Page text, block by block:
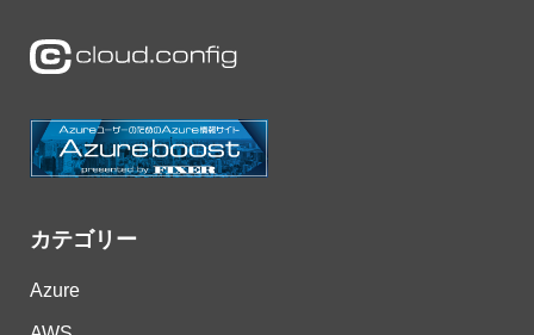
カテゴリー
Azure